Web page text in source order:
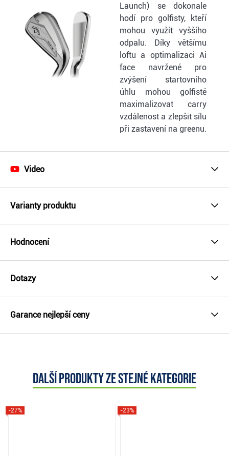
Launch) se dokonale
hodí pro golfisty, kteří
mohou využít vyššího
odpalu. Díky většímu
loftu a optimalizaci Ai
face navržené pro
zvýšení startovního
úhlu mohou golfisté
maximalizovat carry
vzdálenost a zlepšit sílu
při zastavení na greenu.
Video
Varianty produktu
Hodnocení
Dotazy
Garance nejlepší ceny
Další produkty ze stejné kategorie
-27% -23%